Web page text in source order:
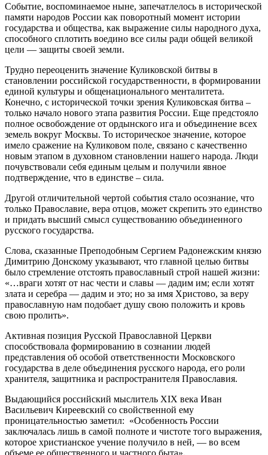
Событие, воспоминаемое ныне, запечатлелось в исторической
памяти народов России как поворотный момент истории
государства и общества, как выражение силы народного духа,
способного сплотить воедино все силы ради общей великой
цели — защиты своей земли.
Трудно переоценить значение Куликовской битвы в
становлении российской государственности, в формировании
единой культуры и общенационального менталитета.
Конечно, с исторической точки зрения Куликовская битва –
только начало нового этапа развития России. Еще предстояло
полное освобождение от ордынского ига и объединение всех
земель вокруг Москвы. То историческое значение, которое
имело сражение на Куликовом поле, связано с качественно
новым этапом в духовном становлении нашего народа. Люди
почувствовали себя единым целым и получили явное
подтверждение, что в единстве – сила.
Другой отличительной чертой события стало осознание, что
только Православие, вера отцов, может скрепить это единство
и придать высший смысл существованию объединенного
русского государства.
Слова, сказанные Преподобным Сергием Радонежским князю
Димитрию Донскому указывают, что главной целью битвы
было стремление отстоять православный строй нашей жизни:
«…враги хотят от нас чести и славы — дадим им; если хотят
злата и серебра — дадим и это; но за имя Христово, за веру
православную нам подобает душу свою положить и кровь
свою пролить».
Активная позиция Русской Православной Церкви
способствовала формированию в сознании людей
представления об особой ответственности Московского
государства в деле объединения русского народа, его роли
хранителя, защитника и распространителя Православия.
Выдающийся российский мыслитель XIX века Иван
Васильевич Киреевский со свойственной ему
проницательностью заметил: «Особенность России
заключалась лишь в самой полноте и чистоте того выражения,
которое христианское учение получило в ней, — во всем
объеме ее общественного и частного быта».